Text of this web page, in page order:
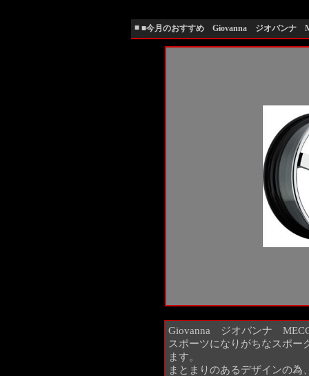
■ ■今月のおすすめ Giovanna ジオバンナ
Giovanna ジオバンナ
スポーツになりがちなスポー
ます。
まとまりのあるデザインの為